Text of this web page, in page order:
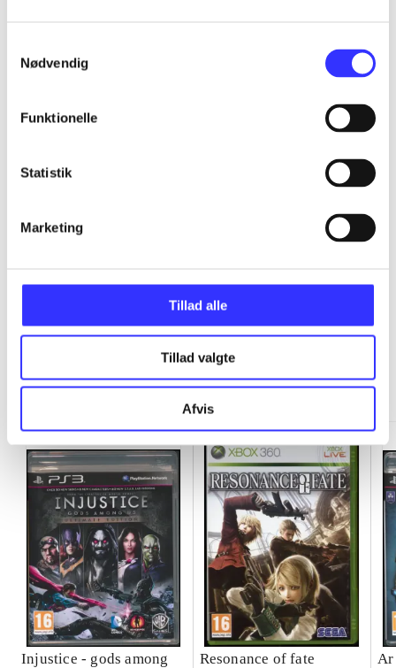
Nødvendig
Funktionelle
Statistik
Marketing
Tillad alle
Tillad valgte
Afvis
...
Minder om
Injustice - gods among
Resonance of fate Ar